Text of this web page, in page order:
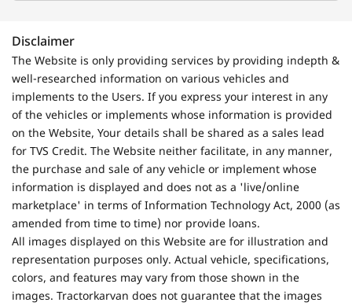
Disclaimer
The Website is only providing services by providing indepth &
well-researched information on various vehicles and
implements to the Users. If you express your interest in any
of the vehicles or implements whose information is provided
on the Website, Your details shall be shared as a sales lead
for TVS Credit. The Website neither facilitate, in any manner,
the purchase and sale of any vehicle or implement whose
information is displayed and does not as a 'live/online
marketplace' in terms of Information Technology Act, 2000 (as
amended from time to time) nor provide loans.
All images displayed on this Website are for illustration and
representation purposes only. Actual vehicle, specifications,
colors, and features may vary from those shown in the
images. Tractorkarvan does not guarantee that the images